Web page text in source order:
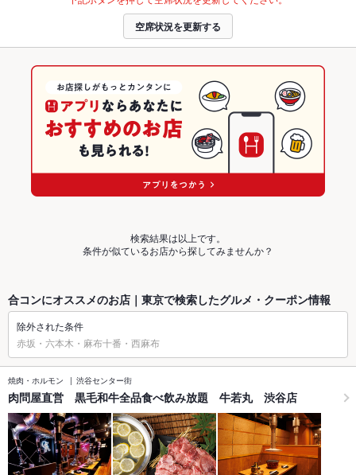
空席状況を更新する
検索結果は以上です。
条件が似ているお店から探してみませんか？
合コンにオススメのお店｜東京で検索したグルメ・クーポン情報
除外された条件
赤坂・六本木・麻布十番・西麻布
焼肉・ホルモン 渋谷センター街
肉問屋直営 黒毛和牛全品食べ飲み放題 牛若丸 渋谷店